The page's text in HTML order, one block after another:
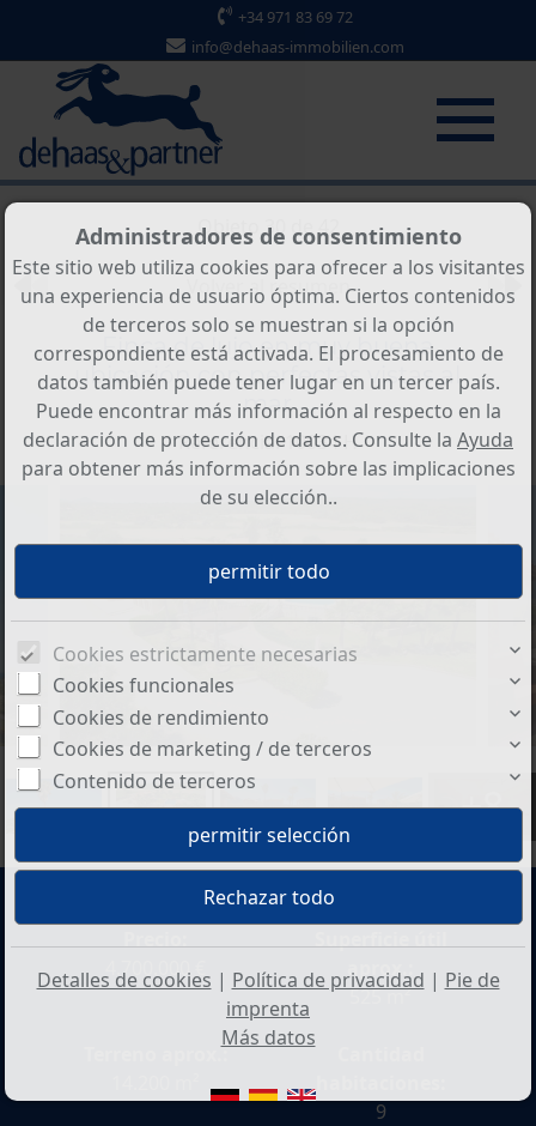
+34 971 83 69 72
info@dehaas-immobilien.com
Objeto 30 de 42
Volver al resumen
Finca de lujo en muy buena
ubicación con perfectas vistas al
mar
Referencia: 10034 H
+8
4.700.000 €
aprox.:
525 m²
Terreno aprox.:
habitaciones:
9
Administradores de consentimiento
Este sitio web utiliza cookies para ofrecer a los visitantes
una experiencia de usuario óptima. Ciertos contenidos
de terceros solo se muestran si la opción
correspondiente está activada. El procesamiento de
datos también puede tener lugar en un tercer país.
Puede encontrar más información al respecto en la
declaración de protección de datos. Consulte la Ayuda
para obtener más información sobre las implicaciones
de su elección..
Cookies estrictamente necesarias
Cookies funcionales
Cookies de rendimiento
Cookies de marketing / de terceros
Contenido de terceros
Detalles de cookies | Política de privacidad | Pie de
imprenta
Más datos